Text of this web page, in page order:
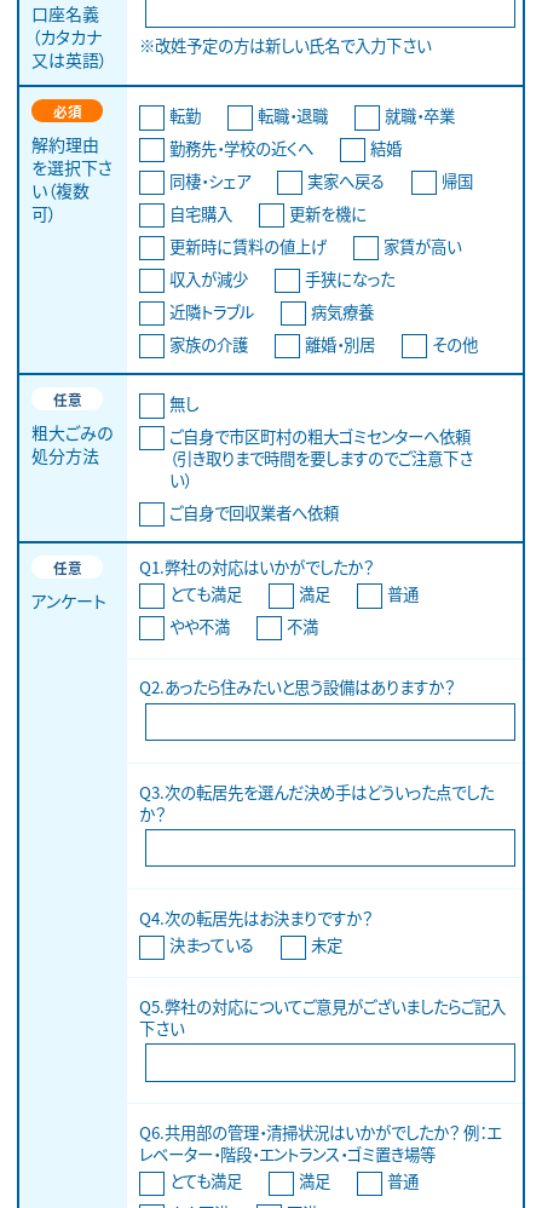
口座名義
（カタカナ
又は英語）
※改姓予定の方は新しい氏名で入力下さい
必須
解約理由
を選択下さ
い（複数
可）
転勤 転職・退職
就職・卒業
勤務先・学校の近くへ
結婚
同棲・シェア
実家へ戻る
帰国
自宅購入
更新を機に
更新時に賃料の値上げ
家賃が高い
収入が減少
手狭になった
近隣トラブル
病気療養
家族の介護
離婚・別居 その他
任意
粗大ごみの
処分方法
無し
ご自身で市区町村の粗大ゴミセンターへ依頼
（引き取りまで時間を要しますのでご注意下さ
い）
ご自身で回収業者へ依頼
任意
アンケート
Q1.弊社の対応はいかがでしたか？
とても満足
満足
普通
やや不満
不満
Q2.あったら住みたいと思う設備はありますか？
Q3.次の転居先を選んだ決め手はどういった点でした
か？
Q4.次の転居先はお決まりですか？
決まっている
未定
Q5.弊社の対応についてご意見がございましたらご記入
下さい
Q6.共用部の管理・清掃状況はいかがでしたか？ 例：エ
レベーター・階段・エントランス・ゴミ置き場等
とても満足
満足
普通